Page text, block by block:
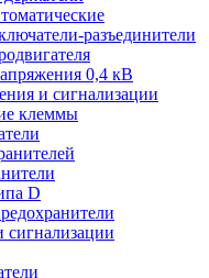
разъединители
0,4 кВ
и сигнализации
клеммы
D
сигнализации